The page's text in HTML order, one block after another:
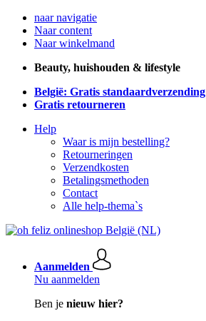
naar navigatie
Naar content
Naar winkelmand
Beauty, huishouden & lifestyle
België: Gratis standaardverzending
Gratis retourneren
Help
Waar is mijn bestelling?
Retourneringen
Verzendkosten
Betalingsmethoden
Contact
Alle help-thema`s
Aanmelden
Nu aanmelden
Ben je nieuw hier?